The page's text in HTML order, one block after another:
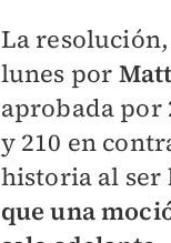
La
lunes por
aprobada por
y 210 en
historia al ser
que una